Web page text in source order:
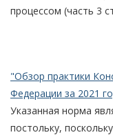
процессом (часть 3
"Обзор практики
Федерации за 2021
Указанная норма
постольку,